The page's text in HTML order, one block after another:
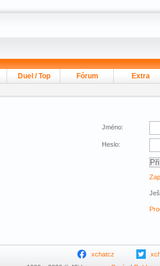
Duel / Top Fórum Extra
Jméno:
Heslo:
xchatcz